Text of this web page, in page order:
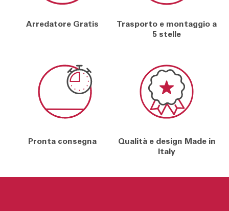
Arredatore Gratis
Trasporto e montaggio a
5 stelle
Pronta consegna
Qualità e design Made in
Italy